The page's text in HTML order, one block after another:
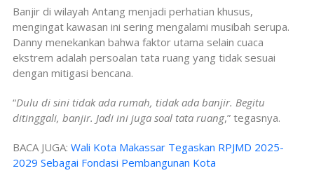
Banjir di wilayah Antang menjadi perhatian khusus,
mengingat kawasan ini sering mengalami musibah serupa.
Danny menekankan bahwa faktor utama selain cuaca
ekstrem adalah persoalan tata ruang yang tidak sesuai
dengan mitigasi bencana.
“Dulu di sini tidak ada rumah, tidak ada banjir. Begitu
ditinggali, banjir. Jadi ini juga soal tata ruang,” tegasnya.
BACA JUGA: Wali Kota Makassar Tegaskan RPJMD 2025-
2029 Sebagai Fondasi Pembangunan Kota